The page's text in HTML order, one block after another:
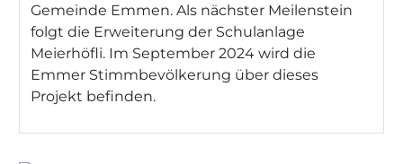
Gemeinde Emmen. Als nächster Meilenstein
folgt die Erweiterung der Schulanlage
Meierhöfli. Im September 2024 wird die
Emmer Stimmbevölkerung über dieses
Projekt befinden.